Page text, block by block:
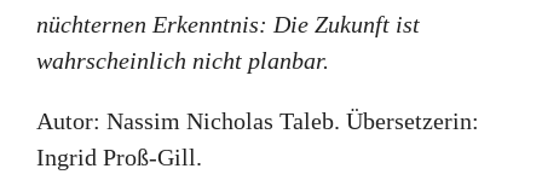
nüchternen Erkenntnis: Die Zukunft ist
wahrscheinlich nicht planbar.
Autor: Nassim Nicholas Taleb. Übersetzerin:
Ingrid Proß-Gill.